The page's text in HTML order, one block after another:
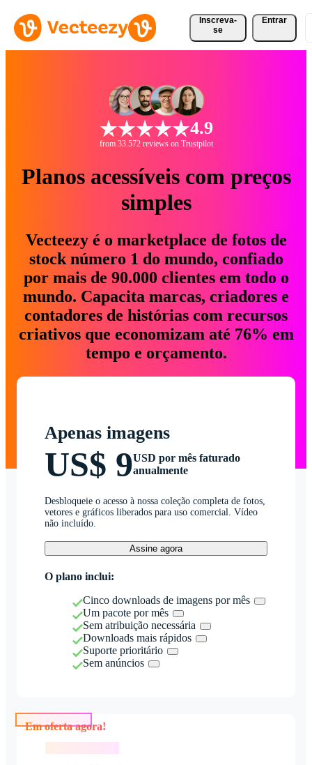
Inscreva-
se
Entrar
4.9
from 33.572 reviews on Trustpilot
Planos acessíveis com preços
simples
Vecteezy é o marketplace de fotos de
stock número 1 do mundo, confiado
por mais de 90.000 clientes em todo o
mundo. Capacita marcas, criadores e
contadores de histórias com recursos
criativos que economizam até 76% em
tempo e orçamento.
Apenas imagens
US$ 9USD por mês faturado
anualmente
Desbloqueie o acesso à nossa coleção completa de fotos,
vetores e gráficos liberados para uso comercial. Vídeo
não incluído.
Assine agora
O plano inclui:
Cinco downloads de imagens por mês
Um pacote por mês
Sem atribuição necessária
Downloads mais rápidos
Suporte prioritário
Sem anúncios